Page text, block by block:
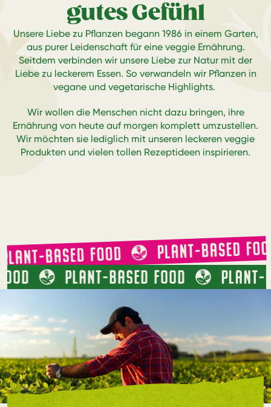
gutes Gefühl
Unsere Liebe zu Pflanzen begann 1986 in einem Garten,
aus purer Leidenschaft für eine veggie Ernährung.
Seitdem verbinden wir unsere Liebe zur Natur mit der
Liebe zu leckerem Essen. So verwandeln wir Pflanzen in
vegane und vegetarische Highlights.
Wir wollen die Menschen nicht dazu bringen, ihre
Ernährung von heute auf morgen komplett umzustellen.
Wir möchten sie lediglich mit unseren leckeren veggie
Produkten und vielen tollen Rezeptideen inspirieren.
BASED FOOD PLANT-BASED
PLANT-BASED FOOD